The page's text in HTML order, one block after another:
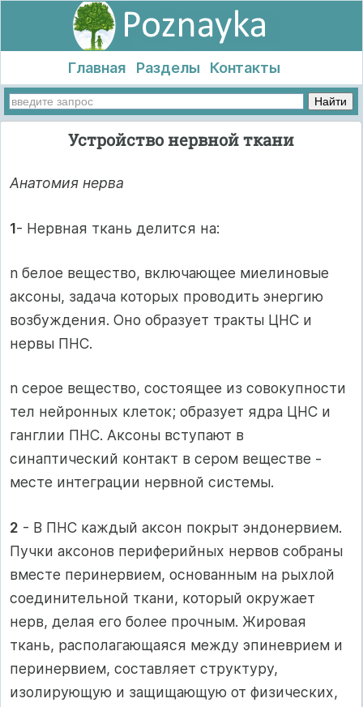
Главная Разделы Контакты
Устройство нервной ткани
Анатомия нерва
1- Нервная ткань делится на:
n белое вещество, включающее миелиновые
аксоны, задача которых проводить энергию
возбуждения. Оно образует тракты ЦНС и
нервы ПНС.
n серое вещество, состоящее из совокупности
тел нейронных клеток; образует ядра ЦНС и
ганглии ПНС. Аксоны вступают в
синаптический контакт в сером веществе -
месте интеграции нервной системы.
2 - В ПНС каждый аксон покрыт эндонервием.
Пучки аксонов периферийных нервов собраны
вместе перинервием, основанным на рыхлой
соединительной ткани, который окружает
нерв, делая его более прочным. Жировая
ткань, располагающаяся между эпиневрием и
перинервием, составляет структуру,
изолирующую и защищающую от физических,